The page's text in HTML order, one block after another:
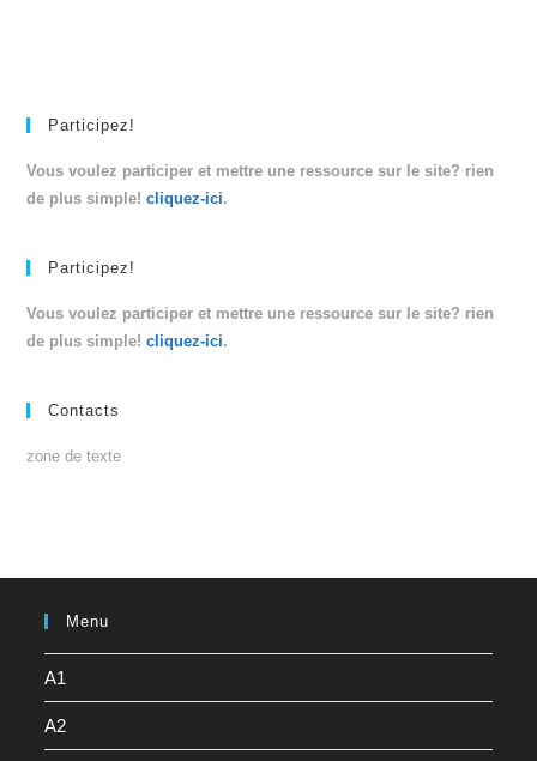
Participez!
Vous voulez participer et mettre une ressource sur le site? rien
de plus simple!cliquez-ici.
Participez!
Vous voulez participer et mettre une ressource sur le site? rien
de plus simple!cliquez-ici.
Contacts
zone de texte
Menu
A1
A2